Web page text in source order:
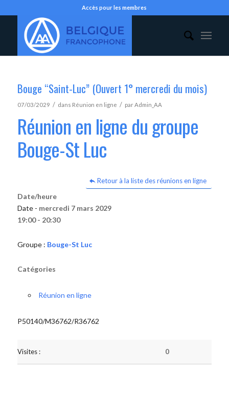
Accès pour les membres
Bouge “Saint-Luc” (Ouvert 1° mercredi du mois)
07/03/2029 / dans Réunion en ligne / parAdmin_AA
Réunion en ligne du groupe
Bouge-St Luc
Retour à la liste des réunions en ligne
Date/heure
Date - mercredi 7 mars 2029
19:00 - 20:30
Groupe : Bouge-St Luc
Catégories
Réunion en ligne
P50140/M36762/R36762
Visites : 0